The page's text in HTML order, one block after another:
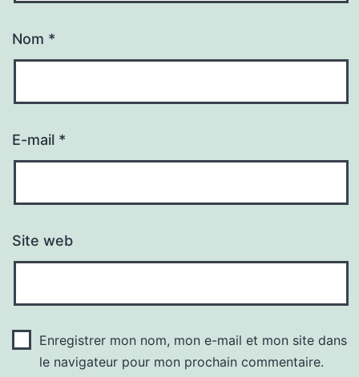
Nom *
E-mail *
Site web
Enregistrer mon nom, mon e-mail et mon site dans
le navigateur pour mon prochain commentaire.